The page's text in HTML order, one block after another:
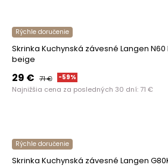
Rýchle doručenie
Skrinka Kuchynská závesné Langen
beige
29 € 71€ -59%
Najnižšia cena za posledných 30 dní: 71 €
Rýchle doručenie
Skrinka Kuchynská závesné Langen